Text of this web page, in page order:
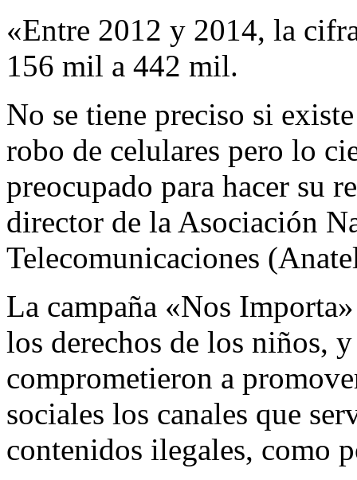
«Entre 2012 y 2014, la
156 mil a 442 mil.
No se tiene preciso si
robo de celulares pero lo
preocupado para hacer su
director de la Asociación
Telecomunicaciones
La campaña «Nos
los derechos de los niños,
comprometieron a
sociales los canales que
contenidos ilegales, como